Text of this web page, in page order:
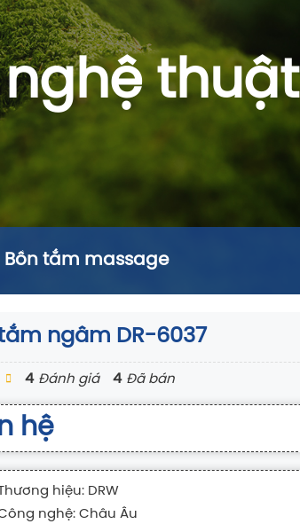
thuật
Bồn tắm massage
ngâm DR-6037
4 Đánh giá 4 Đã bán
hệ
hiệu: DRW
nghệ: Châu Âu